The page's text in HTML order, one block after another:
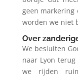
geen markering
worden we niet
Over
We besluiten
naar Lyon
we rijden